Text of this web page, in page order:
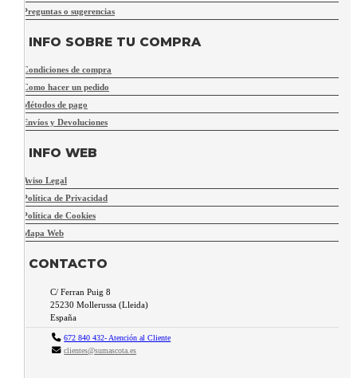
Preguntas o sugerencias
INFO SOBRE TU COMPRA
Condiciones de compra
Como hacer un pedido
Métodos de pago
Envíos y Devoluciones
INFO WEB
Aviso Legal
Política de Privacidad
Política de Cookies
Mapa Web
CONTACTO
C/ Ferran Puig 8
25230 Mollerussa (Lleida)
España
672 840 432- Atención al Cliente
clientes@sumascota.es